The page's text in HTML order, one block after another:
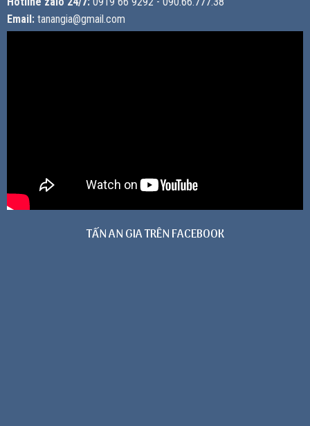
Email: tanangia@gmail.com
TẤN AN GIA TRÊN FACEBOOK